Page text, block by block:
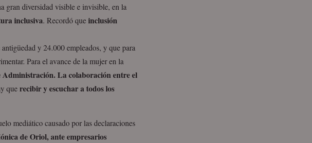
gran diversidad visible e invisible, en la
inclusiva. Recordó queinclusión
y 24.000 empleados, y que para
Para el avance de la mujer en la
Administración. La colaboración entre el
querecibir y escuchara todos los
mediático causado por las declaraciones
de Oriol, ante empresarios